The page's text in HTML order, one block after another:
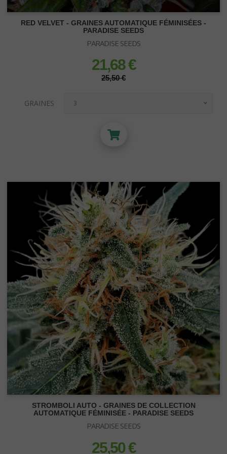
Fibre de Coco
Zéolithe
Vermiculite
Bille Argile
Perlite
Laine de roche
Substrats Orchidées
RED VELVET - GRAINES AUTOMATIQUE FÉMINISÉES -
PARADISE SEEDS
PARADISE SEEDS
prix
21,68 €prix régulier
25,50 €
GRAINES 3
STROMBOLI AUTO - GRAINES DE COLLECTION
AUTOMATIQUE FÉMINISÉE - PARADISE SEEDS
PARADISE SEEDS
prix
25,50 €